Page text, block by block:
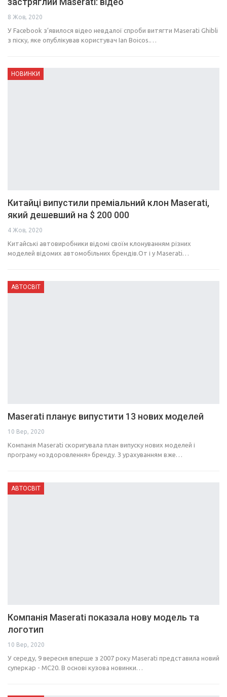
8 Жов, 2020
У Facebook з’явилося відео невдалої спроби витягти Maserati Ghibli
з піску, яке опублікував користувач Ian Boicos.…
НОВИНКИ
Китайці випустили преміальний клон Maserati,
який дешевший на $ 200 000
4 Жов, 2020
Китайські автовиробники відомі своїм клонуванням різних
моделей відомих автомобільних брендів.От і у Maserati…
АВТОСВІТ
Maserati планує випустити 13 нових моделей
10 Вер, 2020
Компанія Maserati скоригувала план випуску нових моделей і
програму «оздоровлення» бренду. З урахуванням вже…
АВТОСВІТ
Компанія Maserati показала нову модель та
логотип
10 Вер, 2020
У середу, 9 вересня вперше з 2007 року Maserati представила новий
суперкар - MC20. В основі кузова новинки…